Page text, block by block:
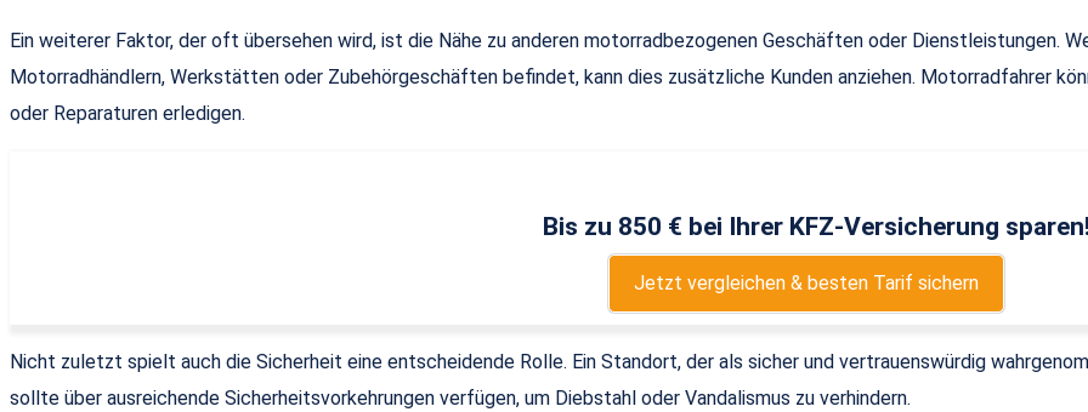
Ein weiterer Faktor, der oft übersehen wird, ist die Nähe zu anderen motorradbezogenen Geschäften oder Dienstleistungen.
Motorradhändlern, Werkstätten oder Zubehörgeschäften befindet, kann dies zusätzliche Kunden anziehen. Motorradfahrer
oder Reparaturen erledigen.
Bis zu 850 € bei Ihrer KFZ-Versicherung sparen!
Jetzt vergleichen & besten Tarif sichern
Nicht zuletzt spielt auch die Sicherheit eine entscheidende Rolle. Ein Standort, der als sicher und vertrauenswürdig
sollte über ausreichende Sicherheitsvorkehrungen verfügen, um Diebstahl oder Vandalismus zu verhindern.